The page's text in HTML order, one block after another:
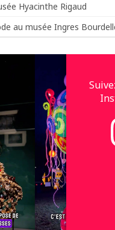
Hyacinthe Rigaud
au musée Ingres